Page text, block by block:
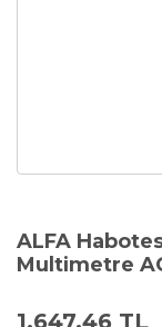
ALFA
Multimetre
1.647,46 TL